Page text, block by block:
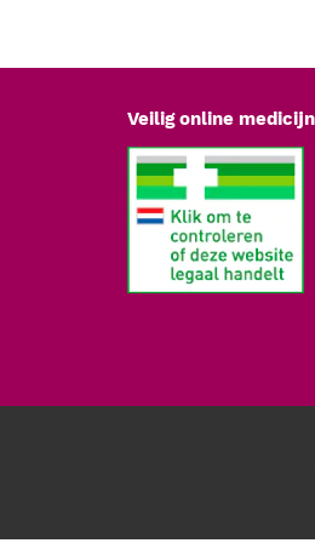
in een klinische omgeving.
Veilig online